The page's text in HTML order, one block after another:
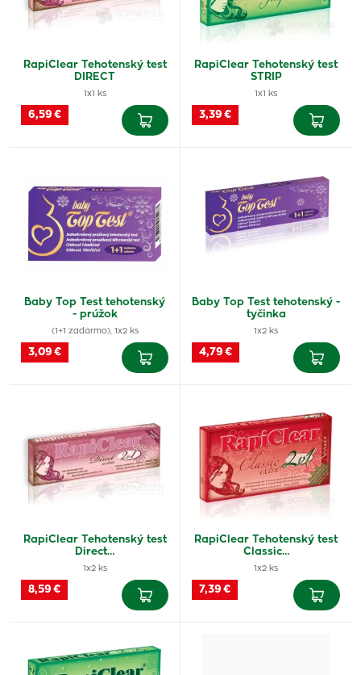
RapiClear Tehotenský test
DIRECT
1x1 ks
6,59 €
RapiClear Tehotenský test
STRIP
1x1 ks
3,39 €
Baby Top Test tehotenský
- prúžok
(1+1 zadarmo), 1x2 ks
3,09 €
Baby Top Test tehotenský -
tyčinka
1x2 ks
4,79 €
RapiClear Tehotenský test
Direct…
1x2 ks
8,59 €
RapiClear Tehotenský test
Classic…
1x2 ks
7,39 €